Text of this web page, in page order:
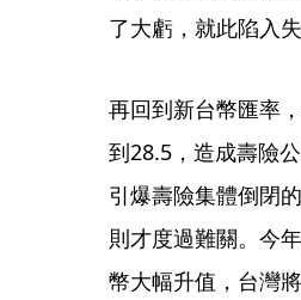
了大虧，就此陷入
再回到新台幣匯率
到28.5，造成壽險
引爆壽險集體倒閉
則才度過難關。今
幣大幅升值，台灣